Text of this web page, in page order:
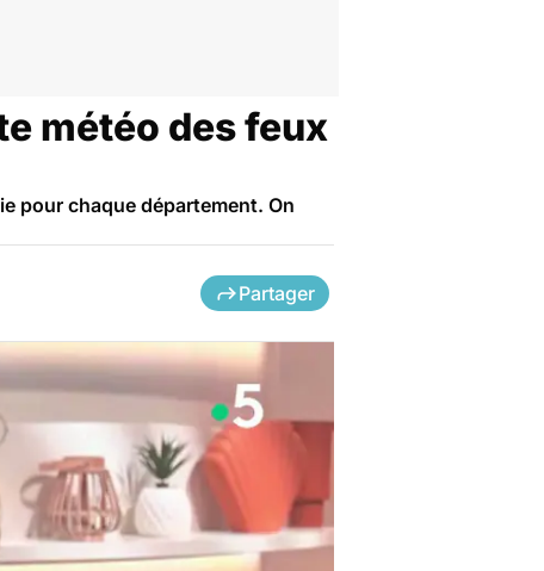
météo des feux
pour chaque département. On
Partager